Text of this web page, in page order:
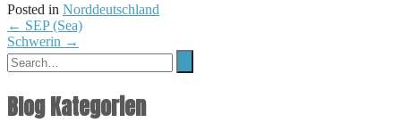
Posted in Norddeutschland
Post
navigation
← SEP (Sea)
Schwerin →
Blog Kategorien